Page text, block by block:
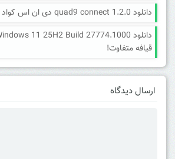
دانلود quad9 connect 1.2.0 دی ان اس کواد ناین برای اندروید
قیافه متفاوت!
ارسال دیدگاه